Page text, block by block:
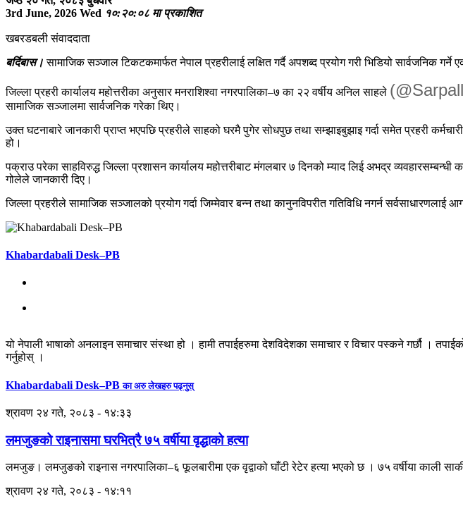
3rd June, 2026 Wed १०:२०:०८ मा प्रकाशित
खबरडबली संवाददाता
बर्दिबास।सामाजिक सञ्जाल टिकटकमार्फत नेपाल प्रहरीलाई लक्षित गर्दै अपशब्द प्रयोग गरी भिडियो सार्वजनिक
जिल्ला प्रहरी कार्यालय महोत्तरीका अनुसार मनराशिश्वा नगरपालिका–७ का २२ वर्षीय अनिल साहले
सामाजिक सञ्जालमा सार्वजनिक गरेका थिए।
उक्त घटनाबारे जानकारी प्राप्त भएपछि प्रहरीले साहको घरमै पुगेर सोधपुछ तथा सम्झाइबुझाइ गर्दा समेत प्रहरी
हो।
पक्राउ परेका साहविरुद्ध जिल्ला प्रशासन कार्यालय महोत्तरीबाट मंगलबार ७ दिनको म्याद लिई अभद्र
गोलेले जानकारी दिए।
जिल्ला प्रहरीले सामाजिक सञ्जालको प्रयोग गर्दा जिम्मेवार बन्न तथा कानुनविपरीत गतिविधि नगर्न सर्वसाधारणलाई
Khabardabali Desk–PB
यो नेपाली भाषाको अनलाइन समाचार संस्था हो । हामी तपाईहरुमा देशविदेशका समाचार र विचार पस्कने गर्छौ ।
गर्नुहोस् ।
Khabardabali Desk–PBका अरु लेखहरु पढ्नुस्
श्रावण २४ गते, २०८३ - १४:३३
लमजुङको राइनासमा घरभित्रै ७५ वर्षीया वृद्धाको हत्या
लमजुङ। लमजुङको राइनास नगरपालिका–६ फूलबारीमा एक वृद्वाको घाँटी रेटेर हत्या भएको छ । ७५ वर्षीया काली
श्रावण २४ गते, २०८३ - १४:११